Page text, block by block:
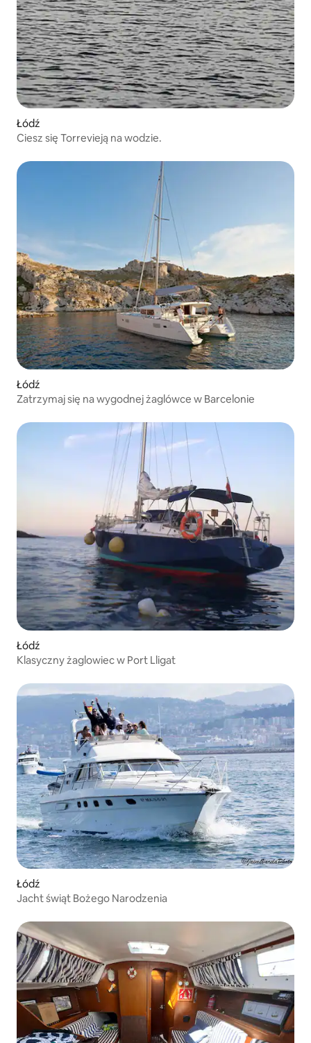
Łódź
Ciesz się Torrevieją na wodzie.
Łódź
Zatrzymaj się na wygodnej żaglówce w Barcelonie
Łódź
Klasyczny żaglowiec w Port Lligat
Łódź
Jacht świąt Bożego Narodzenia